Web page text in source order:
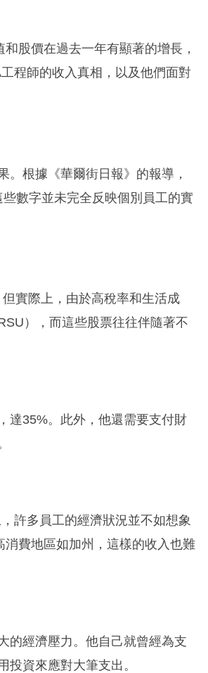
股價在過去一年有顯著的增長，
程師的收入真相，以及他們面對
根據《華爾街日報》的報導，
數字並未完全反映個別員工的實
實際上，由於高稅率和生活成
），而這些股票往往伴隨著不
達35%。此外，他還需要支付財
許多員工的經濟狀況並不如想象
費地區如加州，這樣的收入也難
的經濟壓力。他自己就曾經為支
資來應對大筆支出。